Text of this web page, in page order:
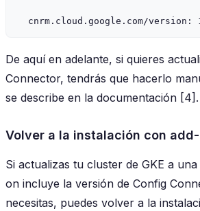
De aquí en adelante, si quieres
Connector, tendrás que hacerlo
se describe en la documentación [4].
Volver a la instalación con
Si actualizas tu cluster de GKE a
on incluye la versión de Config
necesitas, puedes volver a la